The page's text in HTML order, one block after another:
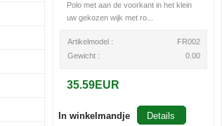
Polo met aan de voorkant in het klein
uw gekozen wijk met ro...
Artikelmodel :
FR002
Gewicht :
0.00
35.59EUR
In winkelmandje Details